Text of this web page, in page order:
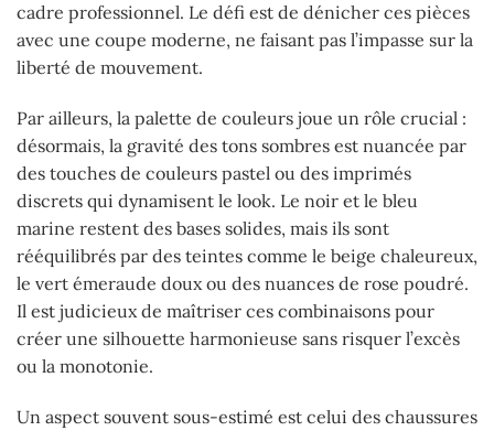
cadre professionnel. Le défi est de dénicher ces pièces
avec une coupe moderne, ne faisant pas l’impasse sur la
liberté de mouvement.
Par ailleurs, la palette de couleurs joue un rôle crucial :
désormais, la gravité des tons sombres est nuancée par
des touches de couleurs pastel ou des imprimés
discrets qui dynamisent le look. Le noir et le bleu
marine restent des bases solides, mais ils sont
rééquilibrés par des teintes comme le beige chaleureux,
le vert émeraude doux ou des nuances de rose poudré.
Il est judicieux de maîtriser ces combinaisons pour
créer une silhouette harmonieuse sans risquer l’excès
ou la monotonie.
Un aspect souvent sous-estimé est celui des chaussures